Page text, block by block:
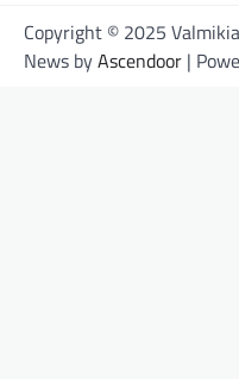
Copyright © 2025
News byAscendoor |